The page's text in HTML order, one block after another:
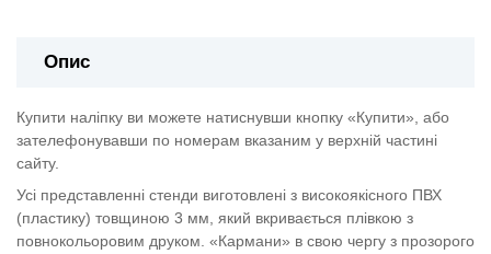
Опис
Купити наліпку ви можете натиснувши кнопку «Купити», або
зателефонувавши по номерам вказаним у верхній частині
сайту.
Усі представленні стенди виготовлені з високоякісного ПВХ
(пластику) товщиною 3 мм, який вкривається плівкою з
повнокольоровим друком. «Кармани» в свою чергу з прозорого